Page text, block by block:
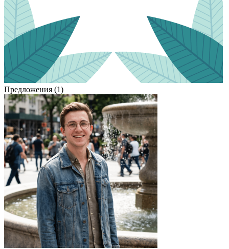
Предложения (1)